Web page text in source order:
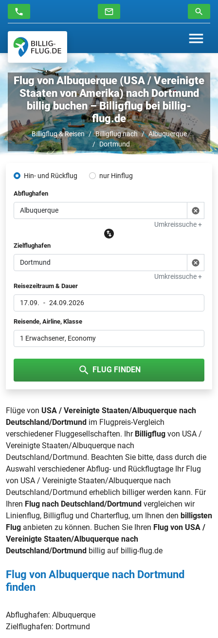
Flug von Albuquerque (USA / Vereinigte
Staaten von Amerika) nach Dortmund
billig buchen – Billigflug bei billig-
flug.de
Billigflug & Reisen Billigflug nach
Albuquerque
Dortmund
Hin- und Rückflug nur Hinflug
Abflughafen
Umkreissuche +
Zielflughafen
Umkreissuche +
Reisezeitraum & Dauer
17.09. - 24.09.2026
Reisende, Airline, Klasse
1 Erwachsener, Economy
FLUG FINDEN
Flüge von USA / Vereinigte Staaten/Albuquerque nach
Deutschland/Dortmund im Flugpreis-Vergleich
verschiedener Fluggesellschaften. Ihr Billigflug von USA /
Vereinigte Staaten/Albuquerque nach
Deutschland/Dortmund. Beachten Sie bitte, dass durch die
Auswahl verschiedener Abflug- und Rückflugtage Ihr Flug
von USA / Vereinigte Staaten/Albuquerque nach
Deutschland/Dortmund erheblich billiger werden kann. Für
Ihren Flug nach Deutschland/Dortmund vergleichen wir
Linienflug, Billigflug und Charterflug, um Ihnen den billigsten
Flug anbieten zu können. Buchen Sie Ihren Flug von USA /
Vereinigte Staaten/Albuquerque nach
Deutschland/Dortmund billig auf billig-flug.de
Flug von Albuquerque nach Dortmund
finden
Abflughafen: Albuquerque
Zielflughafen: Dortmund